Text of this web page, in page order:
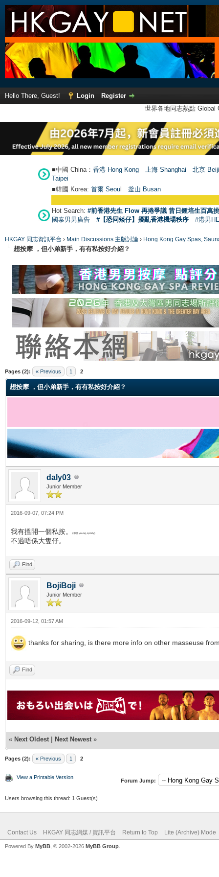
Hello There, Guest! Login
Register
世界各地同志熱點
■中國 China： 香港 Hong Kong 上海 Shanghai
北京
Taipei
■韓國 Korea: 首爾 Seoul 釜山 Busan
Hot Search: #前香港先生 Flow 再捲爭議 昔日鍾培生百萬
國泰男男廣告
#【恐同矮仔】擾亂香港機場秩序 #港男
HKGAY 同志資訊平台 › Main Discussions 主版討論 › Hong Kong Gay Spas,
想按摩 ，但小弟新手，有有私按好介紹？
Pages (2): « Previous 1 2
想按摩 ，但小弟新手，有有私按好介紹？
daly03
Junior Member
2016-09-07, 07:24 PM
我有搵開一個私按。 (都係 young, sporty)
不過唔係大隻仔。
Find
BojiBoji
Junior Member
2016-09-12, 01:57 AM
thanks for sharing, is there more info on other masseuse
Find
« Next Oldest | Next Newest »
Pages (2): « Previous 1 2
View a Printable Version
Forum Jump:
Users browsing this thread: 1 Guest(s)
Contact Us HKGAY 同志網媒 / 資訊平台 Return to Top Lite (Archive) Mode
Powered By MyBB , © 2002-2026 MyBB Group